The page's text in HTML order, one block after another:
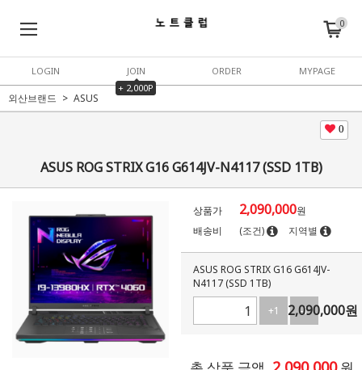
0
LOGIN
JOIN
+ 2,000P
ORDER MYPAGE
외산브랜드 ASUS
0
ASUS ROG STRIX G16 G614JV-N4117 (SSD 1TB)
상품가 2,090,000원
배송비
(조건) 지역별
ASUS ROG STRIX G16 G614JV-
N4117 (SSD 1TB)
+1
-1
2,090,000원